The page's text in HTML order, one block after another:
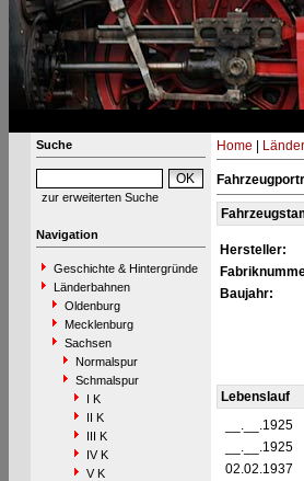
Suche
zur erweiterten Suche
Navigation
Geschichte & Hintergründe
Länderbahnen
Oldenburg
Mecklenburg
Sachsen
Normalspur
Schmalspur
I K
II K
III K
IV K
V K
Home
Hersteller:
Baujahr:
Lebenslauf
__.__.1925
__.__.1925
02.02.1937